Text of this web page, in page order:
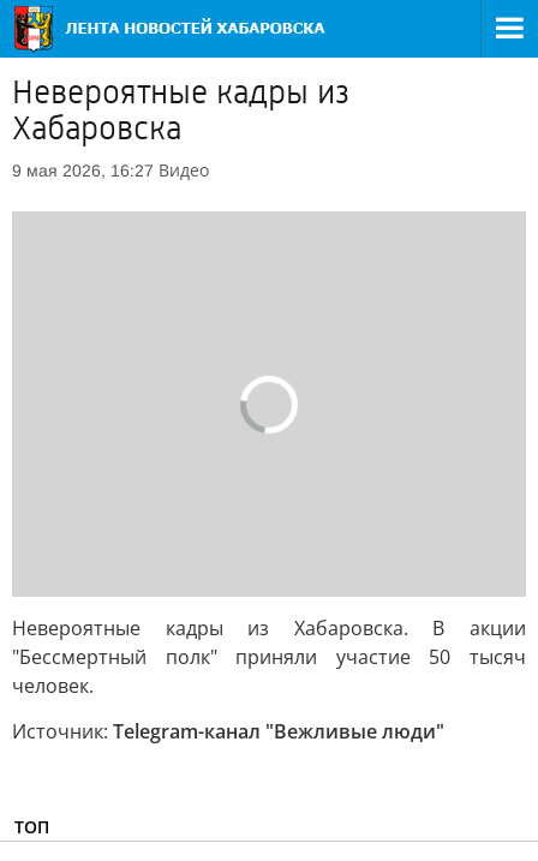
Невероятные кадры из
Хабаровска
9 мая 2026, 16:27 Видео
Невероятные кадры из Хабаровска. В акции
"Бессмертный полк" приняли участие 50 тысяч
человек.
Источник: Telegram-канал "Вежливые люди"
ТОП